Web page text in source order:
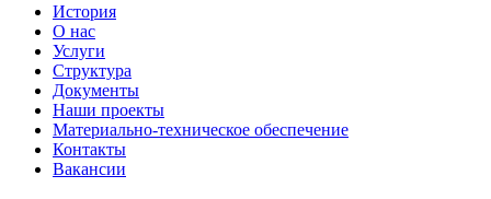
История
О нас
Услуги
Структура
Документы
Наши проекты
Материально-техническое обеспечение
Контакты
Вакансии